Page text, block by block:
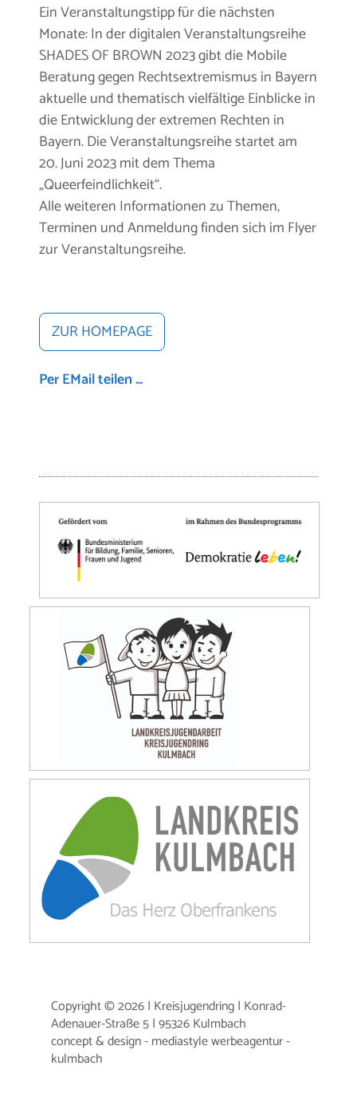
Ein Veranstaltungstipp für die nächsten
Monate: In der digitalen Veranstaltungsreihe
SHADES OF BROWN 2023 gibt die Mobile
Beratung gegen Rechtsextremismus in Bayern
aktuelle und thematisch vielfältige Einblicke in
die Entwicklung der extremen Rechten in
Bayern. Die Veranstaltungsreihe startet am
20. Juni 2023 mit dem Thema
„Queerfeindlichkeit“.
Alle weiteren Informationen zu Themen,
Terminen und Anmeldung finden sich im Flyer
zur Veranstaltungsreihe.
ZUR HOMEPAGE
Per EMail teilen ...
Copyright © 2026 | Kreisjugendring | Konrad-
Adenauer-Straße 5 | 95326 Kulmbach
concept & design - mediastyle werbeagentur -
kulmbach